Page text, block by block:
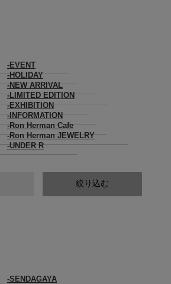
EVENT
HOLIDAY
NEW ARRIVAL
LIMITED EDITION
EXHIBITION
INFORMATION
Ron Herman Cafe
Ron Herman JEWELRY
UNDER R
絞り込む
SENDAGAYA